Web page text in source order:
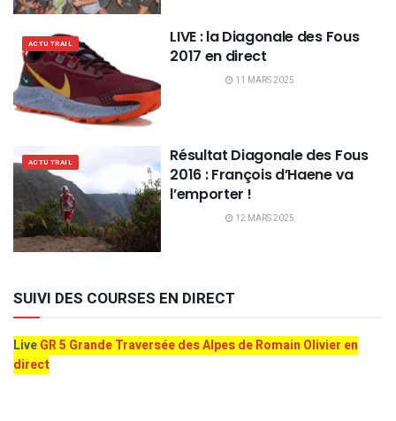
ACTU TRAIL
LIVE : la Diagonale des Fous
2017 en direct
11 MARS 2025
ACTU TRAIL
Résultat Diagonale des Fous
2016 : François d’Haene va
l’emporter !
12 MARS 2025
SUIVI DES COURSES EN DIRECT
LiveGR 5 Grande Traversée des Alpes de Romain Olivier en
direct